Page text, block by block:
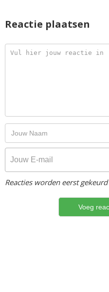
Reactie plaatsen
Reacties worden eerst